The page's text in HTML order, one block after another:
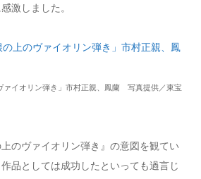
激しました。
ァイオリン弾き」市村正親、鳳蘭 写真提供／東宝
のヴァイオリン弾き』の意図を観てい
品としては成功したといっても過言じ